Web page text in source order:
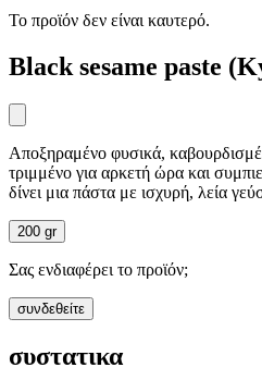
Το προϊόν δεν είναι καυτερό.
Black sesame paste
Αποξηραμένο φυσικά,
τριμμένο για αρκετή ώρα και
δίνει μια πάστα με ισχυρή, λεία
200 gr
Σας ενδιαφέρει το προϊόν;
συνδεθείτε
συστατικα